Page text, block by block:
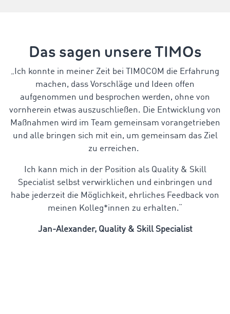
Das sagen unsere TIMOs
„Ich konnte in meiner Zeit bei TIMOCOM die Erfahrung
machen, dass Vorschläge und Ideen offen
aufgenommen und besprochen werden, ohne von
vornherein etwas auszuschließen. Die Entwicklung von
Maßnahmen wird im Team gemeinsam vorangetrieben
und alle bringen sich mit ein, um gemeinsam das Ziel
zu erreichen.
Ich kann mich in der Position als Quality & Skill
Specialist selbst verwirklichen und einbringen und
habe jederzeit die Möglichkeit, ehrliches Feedback von
meinen Kolleg*innen zu erhalten.“
Jan-Alexander, Quality & Skill Specialist